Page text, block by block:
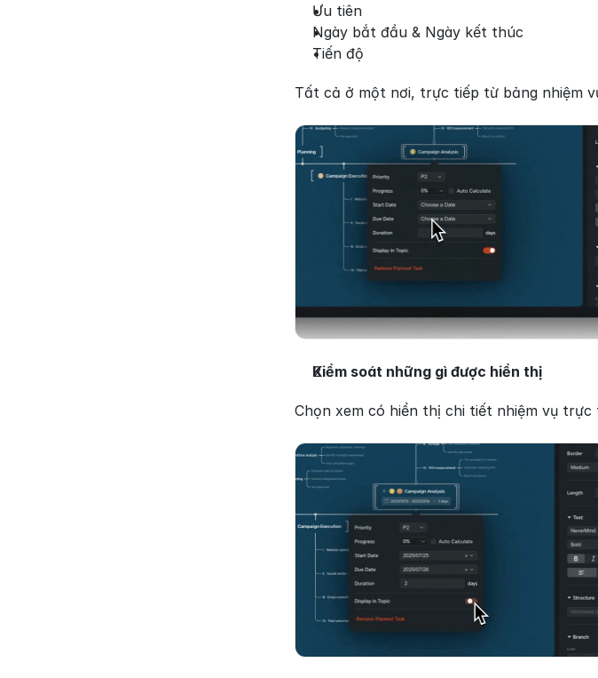
Ưu tiên
Ngày bắt đầu & Ngày kết thúc
Tiến độ
Tất cả ở một nơi, trực tiếp từ bảng nhiệm
Kiểm soát những gì được hiển thị
Chọn xem có hiển thị chi tiết nhiệm vụ